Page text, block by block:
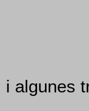
i algunes